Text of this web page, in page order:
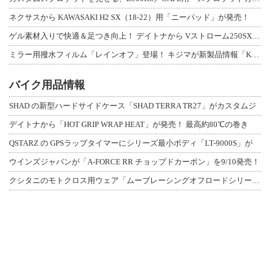
ネクサスから KAWASAKI H2 SX（18-22）用「ニーパッド」が発売！
バイク用品情報
SHAD の新型ハードサイドケース「SHAD TERRA TR27」がカスタムジ
デイトナから「HOT GRIP WRAP HEAT」が発売！ 最高約80℃の巻き
QSTARZ の GPSラップタイマーにシリーズ最小ボディ「LT-9000S」が
ウインズジャパンが「A-FORCE RR チョップドカーボン」を9/10発売！